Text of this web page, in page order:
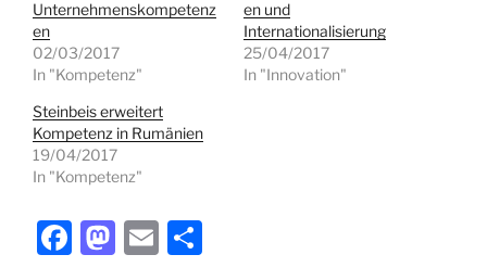
Unternehmenskompetenz
en
02/03/2017
In "Kompetenz"
en und
Internationalisierung
25/04/2017
In "Innovation"
Steinbeis erweitert
Kompetenz in Rumänien
19/04/2017
In "Kompetenz"
F
M E